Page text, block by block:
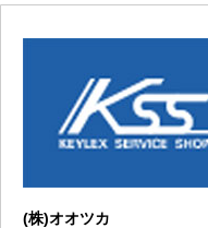
(株)オオツカ